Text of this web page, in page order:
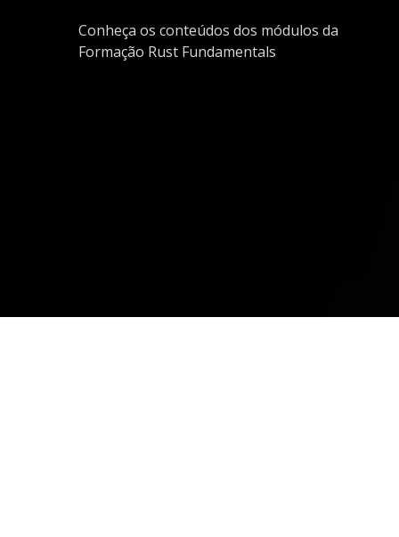
Conheça os conteúdos dos módulos da
Formação Rust Fundamentals